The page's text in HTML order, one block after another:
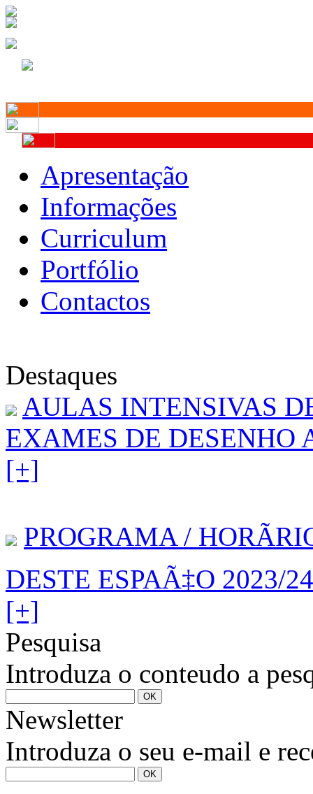
Apresentação
Informações
Curriculum
Portfólio
Contactos
Destaques
AULAS INTENSIVAS
EXAMES DE DESENHO
[+]
PROGRAMA /
DESTE ESPAÃ‡O 2023/24
[+]
Pesquisa
Introduza o conteudo a
Newsletter
Introduza o seu e-mail e